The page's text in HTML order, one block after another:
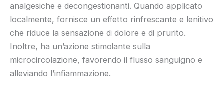
analgesiche e decongestionanti. Quando applicato
localmente, fornisce un effetto rinfrescante e lenitivo
che riduce la sensazione di dolore e di prurito.
Inoltre, ha un’azione stimolante sulla
microcircolazione, favorendo il flusso sanguigno e
alleviando l’infiammazione.